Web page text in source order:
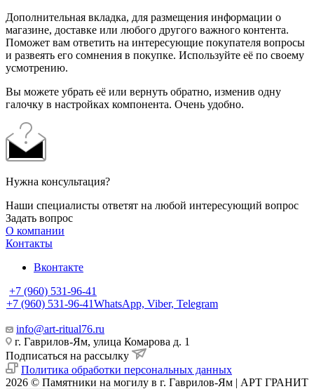
Дополнительная вкладка, для размещения информации о
магазине, доставке или любого другого важного контента.
Поможет вам ответить на интересующие покупателя вопросы
и развеять его сомнения в покупке. Используйте её по своему
усмотрению.
Вы можете убрать её или вернуть обратно, изменив одну
галочку в настройках компонента. Очень удобно.
Нужна консультация?
Наши специалисты ответят на любой интересующий вопрос
Задать вопрос
О компании
Контакты
Вконтакте
+7 (960) 531-96-41
+7 (960) 531-96-41WhatsApp, Viber, Telegram
info@art-ritual76.ru
г. Гаврилов-Ям, улица Комарова д. 1
Подписаться на рассылку
Политика обработки персональных данных
2026 © Памятники на могилу в г. Гаврилов-Ям | АРТ ГРАНИТ